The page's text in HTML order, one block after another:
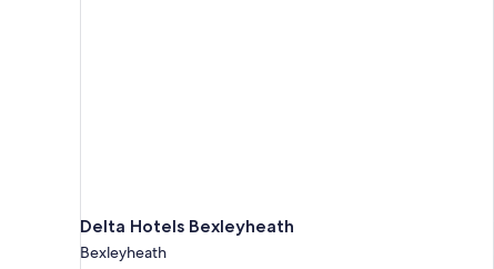
Delta Hotels Bexleyheath
Bexleyheath